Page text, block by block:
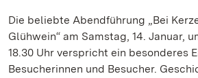
Die beliebte Abendführung „Bei
Glühwein“ am Samstag, 14. Januar,
18.30 Uhr verspricht ein besonderes
Besucherinnen und Besucher.